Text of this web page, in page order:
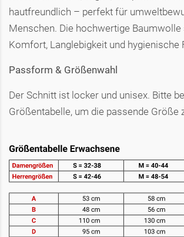
hautfreundlich – perfekt für
Menschen. Die hochwertige
Komfort, Langlebigkeit und hygienische
Passform & Größenwahl
Der Schnitt ist locker und unisex. Bitte
Größentabelle, um die passende Größe